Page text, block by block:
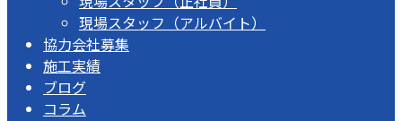
現場スタッフ（アルバイト）
協力会社募集
施工実績
ブログ
コラム